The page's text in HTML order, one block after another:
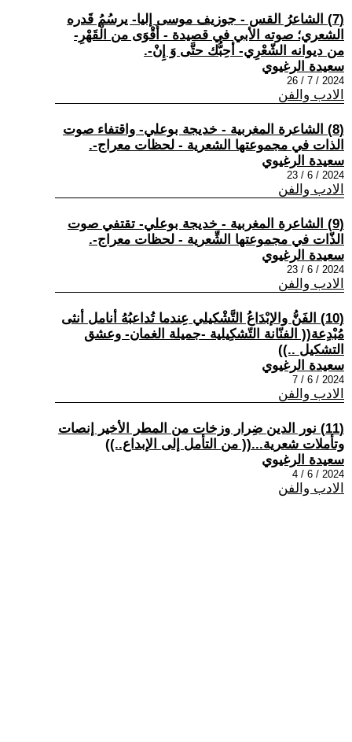
(7) الشاعرُ القس - جوزيف موسى إليا- يرسُمُ قَدره
الشعري؛ صوته الأبي في قصيدة - أَقْوَى من الْقَهْرِ-
من ديوانه الشّعْرِي- أحِبُّك حتَّى وَ إِنْ-.
سعيدة الرغيوي
2024 / 7 / 26
الادب والفن
(8) الشاعرة المغربية - خديجة بوعلي- واقتفاء صوت
الذات في مجموعتها الشعرية - لحظات معراج-.
سعيدة الرغيوي
2024 / 6 / 23
الادب والفن
(9) الشاعرة المغربية - خديجة بوعلي- تقتفي صوت
الذّات في مجموعتها الشِّعرية - لحظات معراج-.
سعيدة الرغيوي
2024 / 6 / 23
الادب والفن
(10) الفَنُّ والإبْدَاعُ التَّشْكيلي عِندما تُداعبُهُ أنامل أنثى
مُبْدِعة(( الفنّانة التّشكِيلية -جميلة الغمان- وعشق
التشكيل ..))
سعيدة الرغيوي
2024 / 6 / 7
الادب والفن
(11) نور الدين ضِرار وزخات من المطر الأخير إنصات
وتأملات شعرية...(( من التأمل إلى الإبداع..))
سعيدة الرغيوي
2024 / 6 / 4
الادب والفن